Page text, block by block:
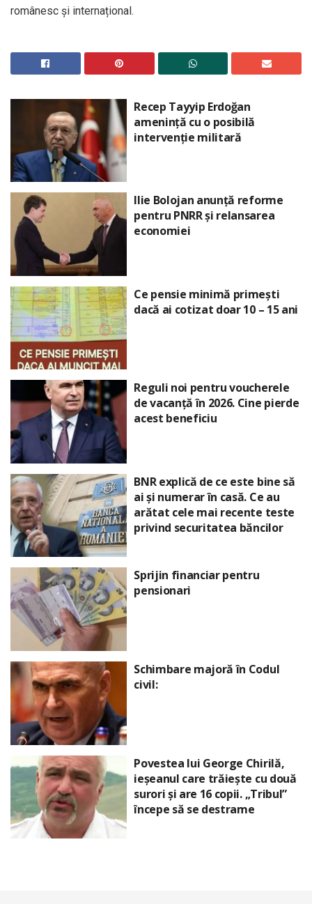
românesc și internațional.
Recep Tayyip Erdoğan
amenință cu o posibilă
intervenție militară
Ilie Bolojan anunță reforme
pentru PNRR și relansarea
economiei
Ce pensie minimă primești
dacă ai cotizat doar 10 – 15 ani
Reguli noi pentru voucherele
de vacanță în 2026. Cine pierde
acest beneficiu
BNR explică de ce este bine să
ai și numerar în casă. Ce au
arătat cele mai recente teste
privind securitatea băncilor
Sprijin financiar pentru
pensionari
Schimbare majoră în Codul
civil:
Povestea lui George Chirilă,
ieșeanul care trăiește cu două
surori și are 16 copii. „Tribul”
începe să se destrame